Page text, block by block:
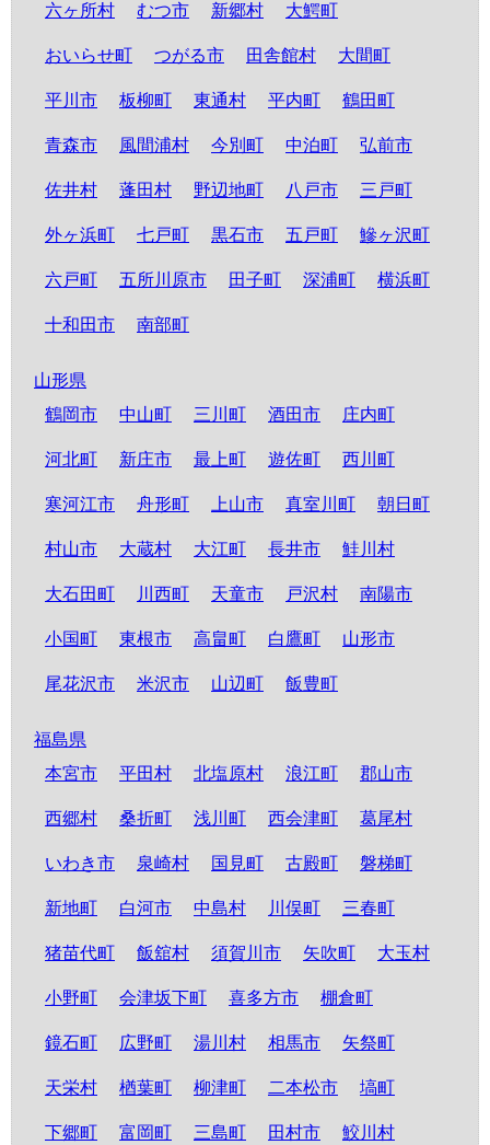
六ヶ所村 むつ市 新郷村 大鰐町
おいらせ町 つがる市 田舎館村 大間町
平川市 板柳町 東通村 平内町 鶴田町
青森市 風間浦村 今別町 中泊町 弘前市
佐井村 蓬田村 野辺地町 八戸市 三戸町
外ヶ浜町 七戸町 黒石市 五戸町 鰺ヶ沢町
六戸町 五所川原市 田子町 深浦町 横浜町
十和田市 南部町
山形県
鶴岡市
中山町 三川町 酒田市 庄内町
河北町 新庄市 最上町 遊佐町 西川町
寒河江市 舟形町 上山市 真室川町 朝日町
村山市 大蔵村 大江町 長井市 鮭川村
大石田町 川西町 天童市 戸沢村 南陽市
小国町 東根市 高畠町 白鷹町 山形市
尾花沢市 米沢市 山辺町 飯豊町
福島県
本宮市
平田村 北塩原村 浪江町 郡山市
西郷村 桑折町 浅川町 西会津町 葛尾村
いわき市 泉崎村 国見町 古殿町 磐梯町
新地町 白河市 中島村 川俣町 三春町
猪苗代町 飯舘村 須賀川市 矢吹町 大玉村
小野町 会津坂下町 喜多方市 棚倉町
鏡石町 広野町 湯川村 相馬市 矢祭町
天栄村 楢葉町 柳津町 二本松市 塙町
下郷町 富岡町 三島町 田村市 鮫川村